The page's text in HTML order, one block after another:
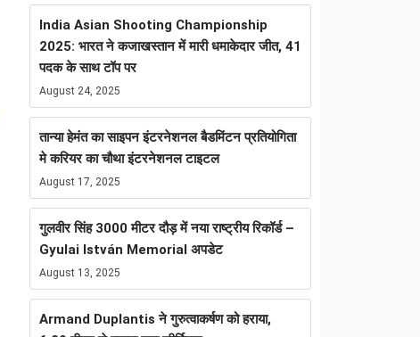
India Asian Shooting Championship
2025: भारत ने कजाखस्तान में मारी धमाकेदार जीत, 41
पदक के साथ टॉप पर
August 24, 2025
तान्या हेमंत का साइपन इंटरनेशनल बैडमिंटन प्रतियोगिता
मे करियर का चौथा इंटरनेशनल टाइटल
August 17, 2025
गुलवीर सिंह 3000 मीटर दौड़ में नया राष्ट्रीय रिकॉर्ड –
Gyulai István Memorial अपडेट
August 13, 2025
Armand Duplantis ने गुरुत्वाकर्षण को हराया,